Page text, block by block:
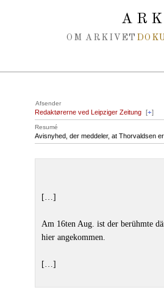
OM ARKIVET
Afsender
Redaktørerne ved Leipziger Zeitung [+]
Resumé
Avisnyhed, der meddeler, at Thorvaldsen
[…]
Am 16ten Aug. ist der berühmte
hier angekommen.
[…]